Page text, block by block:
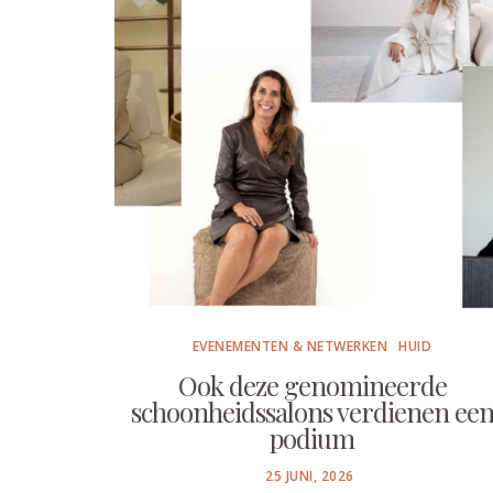
EVENEMENTEN & NETWERKEN HUID
Ook deze genomineerde
schoonheidssalons verdienen een
podium
POSTED
25 JUNI, 2026